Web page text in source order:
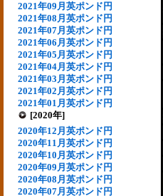
2021年09月英ポンド円
2021年08月英ポンド円
2021年07月英ポンド円
2021年06月英ポンド円
2021年05月英ポンド円
2021年04月英ポンド円
2021年03月英ポンド円
2021年02月英ポンド円
2021年01月英ポンド円
[2020年]
2020年12月英ポンド円
2020年11月英ポンド円
2020年10月英ポンド円
2020年09月英ポンド円
2020年08月英ポンド円
2020年07月英ポンド円